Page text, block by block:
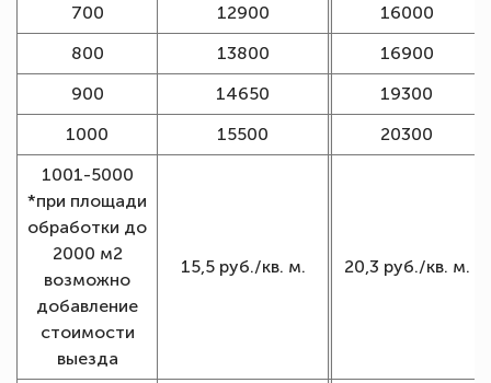
700
12900
16000
800
13800
16900
900
14650
19300
1000
15500
20300
1001-5000
*при площади
обработки до
2000 м2
возможно
добавление
стоимости
выезда
15,5 руб./кв. м. 20,3 руб./кв. м.